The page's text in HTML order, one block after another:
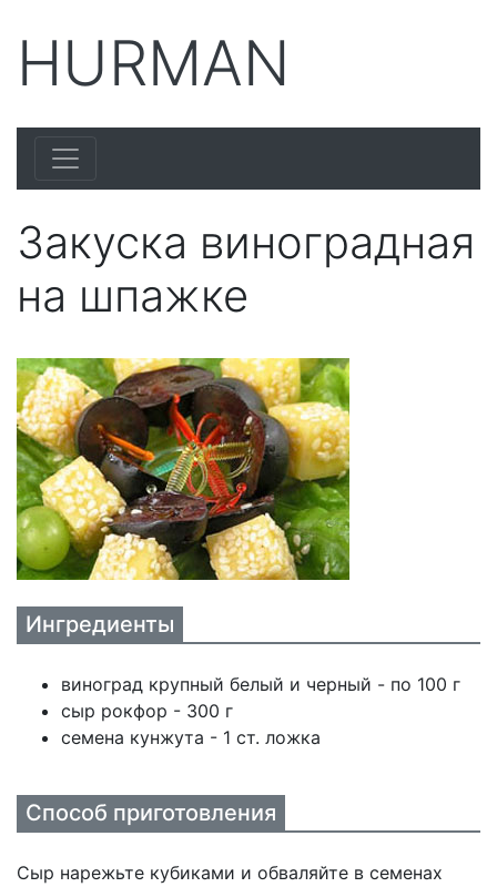
HURMAN
Закуска виноградная
на шпажке
Ингредиенты
виноград крупный белый и черный - по 100 г
сыр рокфор - 300 г
семена кунжута - 1 ст. ложка
Способ приготовления
Сыр нарежьте кубиками и обваляйте в семенах